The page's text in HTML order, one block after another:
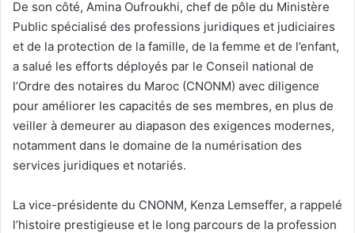
De son côté, Amina Oufroukhi, chef de pôle du Ministère
Public spécialisé des professions juridiques et judiciaires
et de la protection de la famille, de la femme et de l’enfant,
a salué les efforts déployés par le Conseil national de
l’Ordre des notaires du Maroc (CNONM) avec diligence
pour améliorer les capacités de ses membres, en plus de
veiller à demeurer au diapason des exigences modernes,
notamment dans le domaine de la numérisation des
services juridiques et notariés.
La vice-présidente du CNONM, Kenza Lemseffer, a rappelé
l’histoire prestigieuse et le long parcours de la profession